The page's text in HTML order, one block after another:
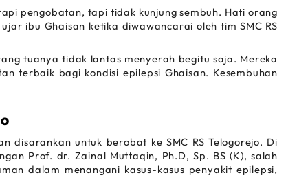
pengobatan, tapi tidak kunjung sembuh. Hati orang
ibu Ghaisan ketika diwawancarai oleh tim SMC RS
tuanya tidak lantas menyerah begitu saja. Mereka
terbaik bagi kondisi epilepsi Ghaisan. Kesembuhan
disarankan untuk berobat ke SMC RS Telogorejo. Di
Prof. dr. Zainal Muttaqin, Ph.D, Sp. BS (K), salah
dalam menangani kasus-kasus penyakit epilepsi,